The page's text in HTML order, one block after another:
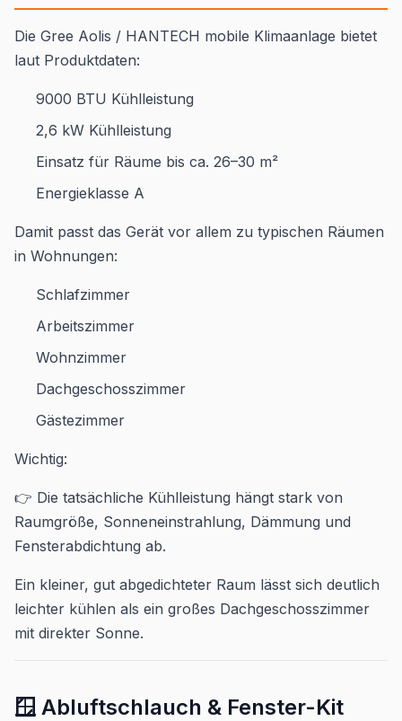
Die Gree Aolis / HANTECH mobile Klimaanlage bietet
laut Produktdaten:
9000 BTU Kühlleistung
2,6 kW Kühlleistung
Einsatz für Räume bis ca. 26–30 m²
Energieklasse A
Damit passt das Gerät vor allem zu typischen Räumen
in Wohnungen:
Schlafzimmer
Arbeitszimmer
Wohnzimmer
Dachgeschosszimmer
Gästezimmer
Wichtig:
👉 Die tatsächliche Kühlleistung hängt stark von
Raumgröße, Sonneneinstrahlung, Dämmung und
Fensterabdichtung ab.
Ein kleiner, gut abgedichteter Raum lässt sich deutlich
leichter kühlen als ein großes Dachgeschosszimmer
mit direkter Sonne.
🪟 Abluftschlauch & Fenster-Kit